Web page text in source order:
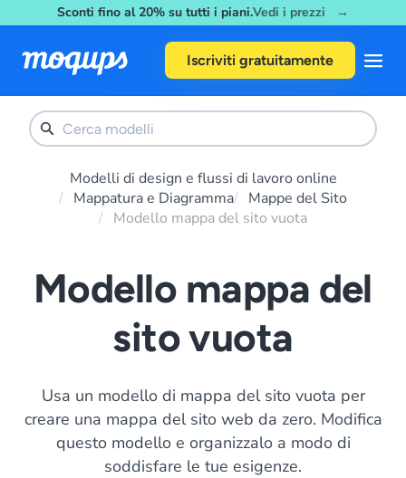
Skip to contentSconti fino al 20% su tutti i piani.Vedi i prezzi →
Iscriviti gratuitamente
Modelli di design e flussi di lavoro online
Mappatura e Diagramma
Mappe del Sito
Modello mappa del sito vuota
Modello mappa del
sito vuota
Usa un modello di mappa del sito vuota per
creare una mappa del sito web da zero. Modifica
questo modello e organizzalo a modo di
soddisfare le tue esigenze.